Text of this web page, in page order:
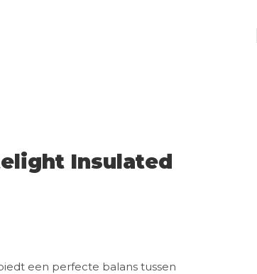
Insulated
een perfecte balans tussen